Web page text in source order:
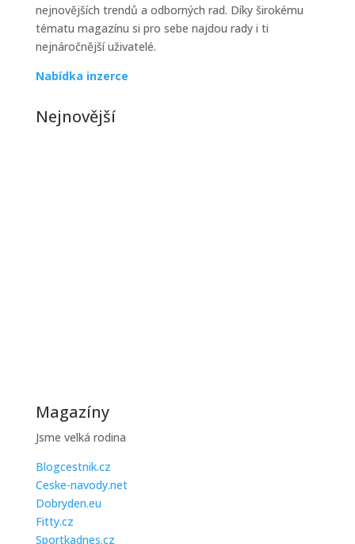
nejnovějších trendů a odborných rad. Díky širokému
tématu magazínu si pro sebe najdou rady i ti
nejnáročnější uživatelé.
Nabídka inzerce
Nejnovější
Magazíny
Jsme velká rodina
Blogcestnik.cz
Ceske-navody.net
Dobryden.eu
Fitty.cz
Sportkadnes.cz